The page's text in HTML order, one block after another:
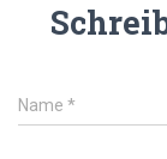
Name *